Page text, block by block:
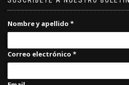
Nombre y apellido *
Correo electrónico *